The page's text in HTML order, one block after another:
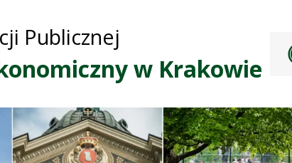
głównego menu
Przejdź do treści
Przejdź do mapy
serwisu
Publicznej
w Krakowie